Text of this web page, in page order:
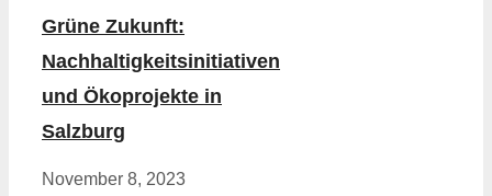
Grüne Zukunft:
Nachhaltigkeitsinitiativen
und Ökoprojekte in
Salzburg
November 8, 2023